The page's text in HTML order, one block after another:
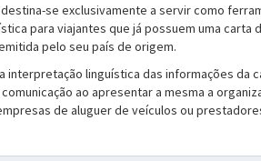
se exclusivamente a servir como
para viajantes que já possuem uma carta
pelo seu país de origem.
interpretação linguística das informações da
ao apresentar a mesma a
de aluguer de veículos ou